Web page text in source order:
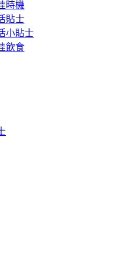
時機
貼士
小貼士
飲食